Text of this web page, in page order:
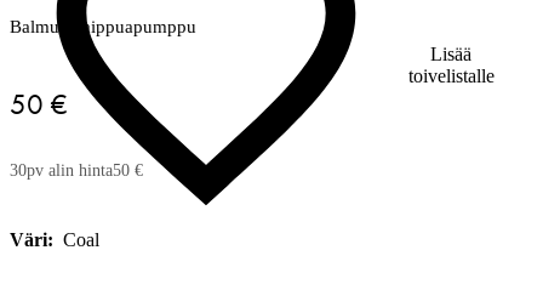
Lisää
toivelistalle
Balmuir saippuapumppu
50 €
30pv alin hinta50 €
Väri: Coal